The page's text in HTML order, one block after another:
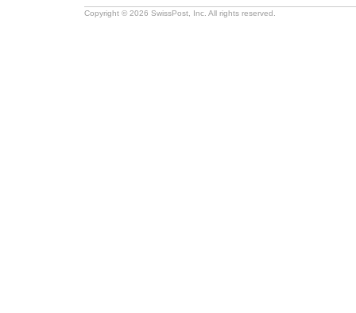
Copyright © 2026 SwissPost, Inc. All rights reserved.